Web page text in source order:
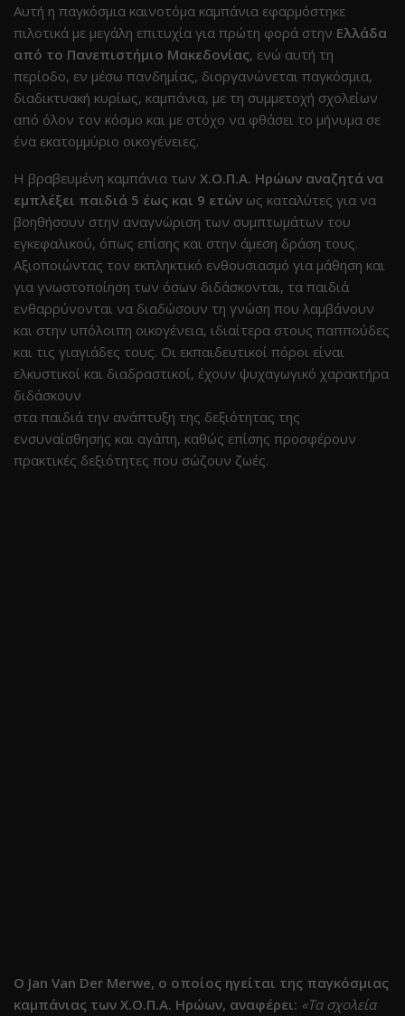
Αυτή η παγκόσμια καινοτόμα καμπάνια εφαρμόστηκε
πιλοτικά με μεγάλη επιτυχία για πρώτη φορά στην Ελλάδα
από το Πανεπιστήμιο Μακεδονίας, ενώ αυτή τη
περίοδο, εν μέσω πανδημίας, διοργανώνεται παγκόσμια,
διαδικτυακή κυρίως, καμπάνια, με τη συμμετοχή σχολείων
από όλον τον κόσμο και με στόχο να φθάσει το μήνυμα σε
ένα εκατομμύριο οικογένειες.
Η βραβευμένη καμπάνια των Χ.Ο.Π.Α. Ηρώων αναζητά να
εμπλέξει παιδιά 5 έως και 9 ετών ως καταλύτες για να
βοηθήσουν στην αναγνώριση των συμπτωμάτων του
εγκεφαλικού, όπως επίσης και στην άμεση δράση τους.
Αξιοποιώντας τον εκπληκτικό ενθουσιασμό για μάθηση και
για γνωστοποίηση των όσων διδάσκονται, τα παιδιά
ενθαρρύνονται να διαδώσουν τη γνώση που λαμβάνουν
και στην υπόλοιπη οικογένεια, ιδιαίτερα στους παππούδες
και τις γιαγιάδες τους. Οι εκπαιδευτικοί πόροι είναι
ελκυστικοί και διαδραστικοί, έχουν ψυχαγωγικό χαρακτήρα
διδάσκουν
στα παιδιά την ανάπτυξη της δεξιότητας της
ενσυναίσθησης και αγάπη, καθώς επίσης προσφέρουν
πρακτικές δεξιότητες που σώζουν ζωές.
O Jan Van Der Merwe, ο οποίος ηγείται της παγκόσμιας
καμπάνιας των Χ.Ο.Π.Α. Ηρώων, αναφέρει: «Τα σχολεία